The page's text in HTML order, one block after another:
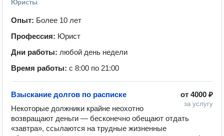
Юристы
Опыт: Более 10 лет
Профессия: Юрист
Дни работы: любой день недели
Время работы: с 8:00 по 21:00
от 4000 ₽
за услугу
Взыскание долгов по расписке
Некоторые должники крайне неохотно
возвращают деньги — бесконечно обещают отдать
«завтра», ссылаются на трудные жизненные